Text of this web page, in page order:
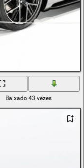
Baixado 43 vezes